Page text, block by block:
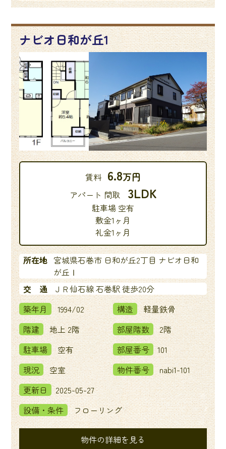
ナビオ日和が丘1
賃料 6.8万円
アパート 間取 3LDK
駐車場 空有
敷金1ヶ月
礼金1ヶ月
所在地 宮城県石巻市 日和が丘2丁目 ナビオ日和
が丘Ⅰ
交 通
ＪＲ仙石線 石巻駅 徒歩20分
築年月
1994/02 構造
軽量鉄骨
階建
地上 2階 部屋階数
2階
駐車場
空有 部屋番号
101
現況
空室 物件番号
nabi1-101
更新日
2025-05-27
設備・条件
フローリング
物件の詳細を見る